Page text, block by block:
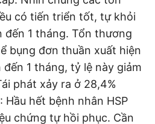
có tiến triển tốt, tự khỏi
đến 1 tháng. Tổn thương
bụng đơn thuần xuất hiện
đến 1 tháng, tỷ lệ này giảm
phát xảy ra ở 28,4%
: Hầu hết bệnh nhân HSP
chứng tự hồi phục. Cần